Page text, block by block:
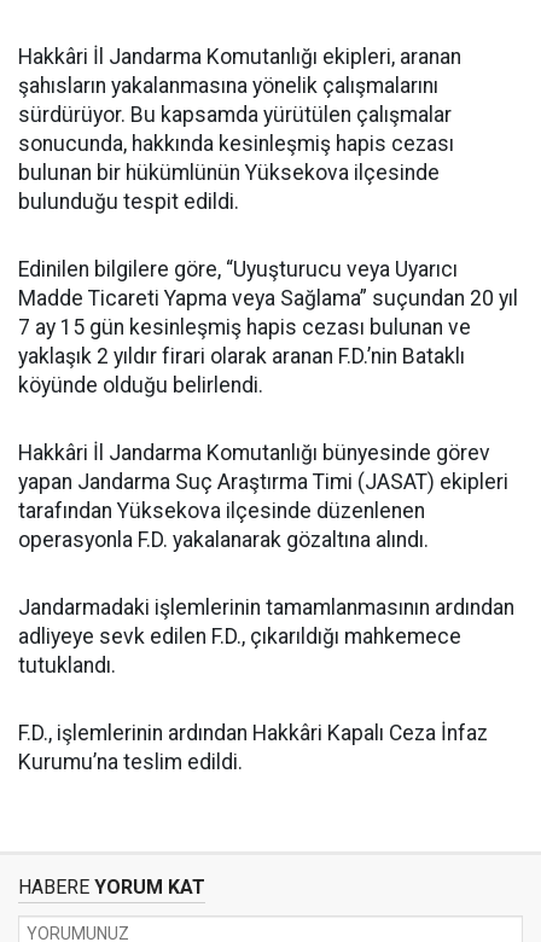
Hakkâri İl Jandarma Komutanlığı ekipleri, aranan
şahısların yakalanmasına yönelik çalışmalarını
sürdürüyor. Bu kapsamda yürütülen çalışmalar
sonucunda, hakkında kesinleşmiş hapis cezası
bulunan bir hükümlünün Yüksekova ilçesinde
bulunduğu tespit edildi.
Edinilen bilgilere göre, “Uyuşturucu veya Uyarıcı
Madde Ticareti Yapma veya Sağlama” suçundan 20 yıl
7 ay 15 gün kesinleşmiş hapis cezası bulunan ve
yaklaşık 2 yıldır firari olarak aranan F.D.’nin Bataklı
köyünde olduğu belirlendi.
Hakkâri İl Jandarma Komutanlığı bünyesinde görev
yapan Jandarma Suç Araştırma Timi (JASAT) ekipleri
tarafından Yüksekova ilçesinde düzenlenen
operasyonla F.D. yakalanarak gözaltına alındı.
Jandarmadaki işlemlerinin tamamlanmasının ardından
adliyeye sevk edilen F.D., çıkarıldığı mahkemece
tutuklandı.
F.D., işlemlerinin ardından Hakkâri Kapalı Ceza İnfaz
Kurumu’na teslim edildi.
HABERE YORUM KAT